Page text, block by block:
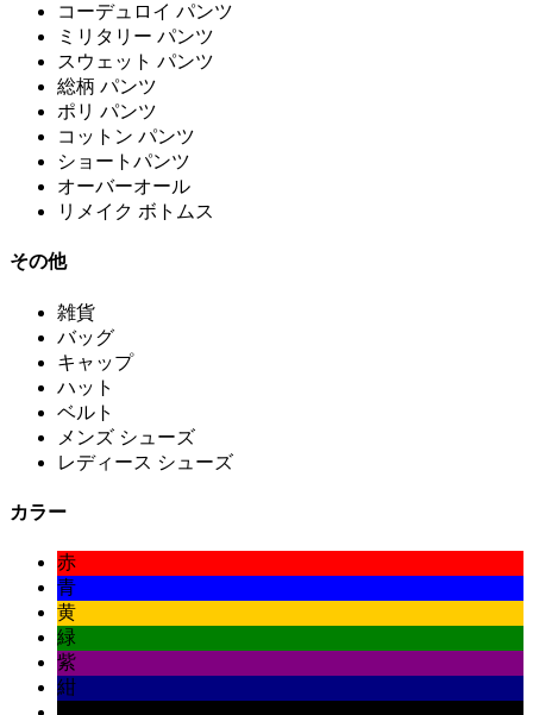
コーデュロイ パンツ
ミリタリー パンツ
スウェット パンツ
総柄 パンツ
ポリ パンツ
コットン パンツ
ショートパンツ
オーバーオール
リメイク ボトムス
その他
雑貨
バッグ
キャップ
ハット
ベルト
メンズ シューズ
レディース シューズ
カラー
赤
青
黄
緑
紫
紺